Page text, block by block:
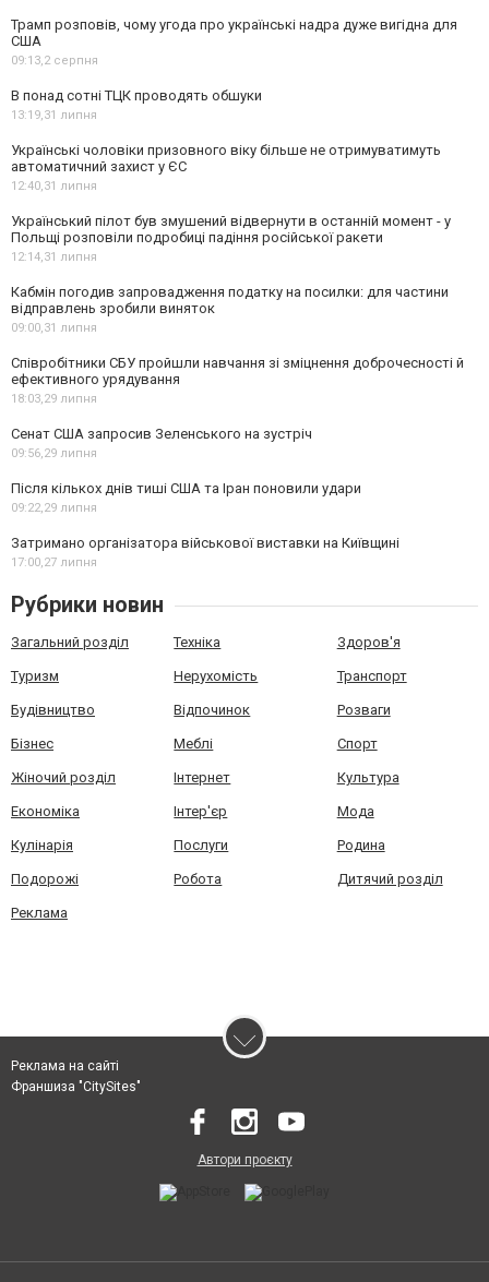
Трамп розповів, чому угода про українські надра дуже вигідна для
США
09:13,2 серпня
В понад сотні ТЦК проводять обшуки
13:19,31 липня
Українські чоловіки призовного віку більше не отримуватимуть
автоматичний захист у ЄС
12:40,31 липня
Український пілот був змушений відвернути в останній момент - у
Польщі розповіли подробиці падіння російської ракети
12:14,31 липня
Кабмін погодив запровадження податку на посилки: для частини
відправлень зробили виняток
09:00,31 липня
Співробітники СБУ пройшли навчання зі зміцнення доброчесності й
ефективного урядування
18:03,29 липня
Сенат США запросив Зеленського на зустріч
09:56,29 липня
Після кількох днів тиші США та Іран поновили удари
09:22,29 липня
Затримано організатора військової виставки на Київщині
17:00,27 липня
Рубрики новин
Загальний розділ Техніка Здоров'я
Туризм Нерухомість Транспорт
Будівництво Відпочинок Розваги
Бізнес Меблі Спорт
Жіночий розділ Інтернет Культура
Економіка Інтер'єр Мода
Кулінарія Послуги Родина
Подорожі Робота Дитячий розділ
Реклама
Реклама на сайті
Франшиза "CitySites"
Автори проєкту